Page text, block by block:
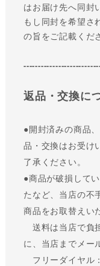
はお届け先へ同封
もし同封を希望さ
の旨をご記載くだ
返品・交換に
●開封済みの商品
品・交換はお受け
了承ください。
●商品が破損して
たなど、当店の不
商品をお取替えい
送料は当店で負
に、当店までメー
フリーダイヤル